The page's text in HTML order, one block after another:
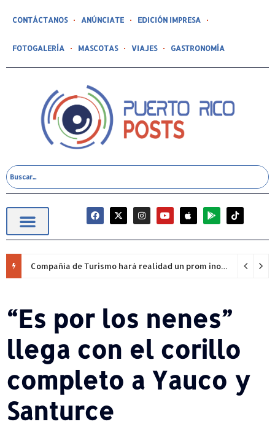
CONTÁCTANOS ANÚNCIATE EDICIÓN IMPRESA
FOTOGALERÍA MASCOTAS VIAJES GASTRONOMÍA
Compañía de Turismo hará realidad un prom inolvidable junto a Jowell para estudiantes de la Escuela Gabriela Mistral
“Es por los nenes”
llega con el corillo
completo a Yauco y
Santurce